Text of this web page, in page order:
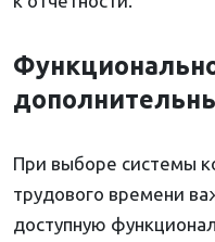
При выборе системы
трудового времени
доступную